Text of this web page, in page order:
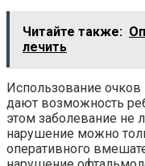
Читайте также:
лечить
Использование
дают возможность
этом заболевание не
нарушение можно
оперативного